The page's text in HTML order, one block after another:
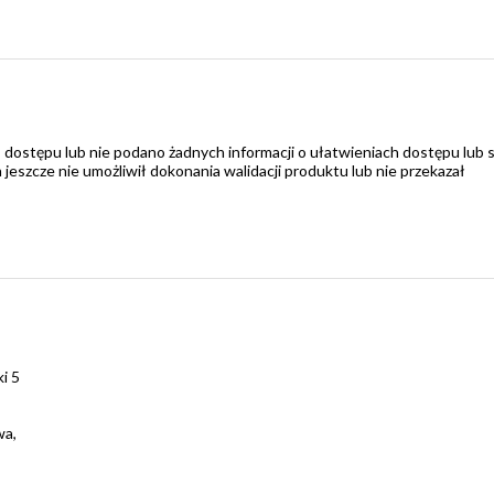
lub nie podano żadnych informacji o ułatwieniach dostępu lub
nie umożliwił dokonania walidacji produktu lub nie przekazał
5